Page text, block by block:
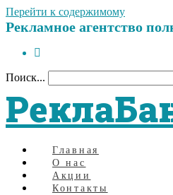
Перейти к содержимому
Рекламное агентство
Поиск...
Главная
О нас
Акции
Контакты